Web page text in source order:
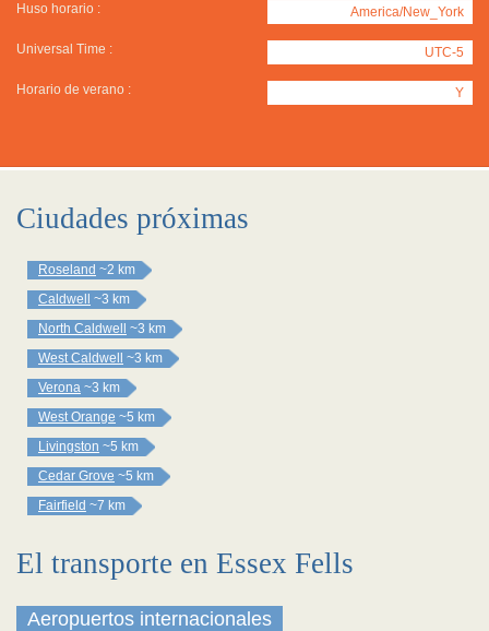
Huso horario : America/New_York
Universal Time : UTC-5
Horario de verano : Y
Ciudades próximas
Roseland ~2 km
Caldwell
~3 km
North Caldwell
~3 km
West Caldwell
~3 km
Verona ~3 km
West Orange ~5 km
Livingston ~5 km
Cedar Grove ~5 km
Fairfield ~7 km
El transporte en Essex Fells
Aeropuertos internacionales